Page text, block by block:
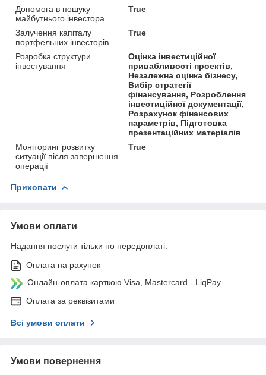
Допомога в пошуку
майбутнього інвестора
True
Залучення капіталу
портфельних інвесторів
True
Розробка структури
інвестування
Оцінка інвестиційної
привабливості проектів,
Незалежна оцінка бізнесу,
Вибір стратегії
фінансування, Розроблення
інвестиційної документації,
Розрахунок фінансових
параметрів, Підготовка
презентаційних матеріалів
Моніторинг розвитку
ситуації після завершення
операції
True
Приховати
Умови оплати
Надання послуги тільки по передоплаті.
Оплата на рахунок
Онлайн-оплата карткою Visa, Mastercard - LiqPay
Оплата за реквізитами
Всі умови оплати
Умови повернення